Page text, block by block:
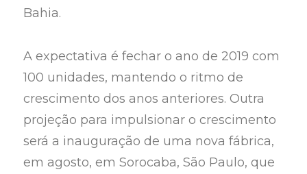
Bahia.
A expectativa é fechar o ano de 2019 com
100 unidades, mantendo o ritmo de
crescimento dos anos anteriores. Outra
projeção para impulsionar o crescimento
será a inauguração de uma nova fábrica,
em agosto, em Sorocaba, São Paulo, que